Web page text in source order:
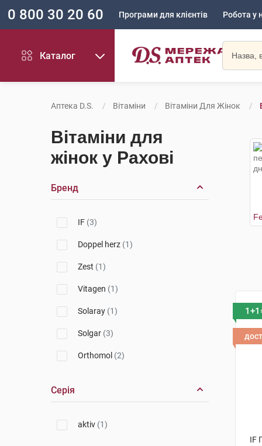
0 800 30 20 60 Програми для клієнтів Робота у
Каталог
Аптека D.S. Вітаміни Вітаміни Для Жінок
Вітаміни для
жінок у Рахові
Бренд
IF (3)
Doppel herz (1)
Zest (1)
Vitagen (1)
Solaray (1)
Solgar (3)
Orthomol (2)
Серія
aktiv (1)
IF